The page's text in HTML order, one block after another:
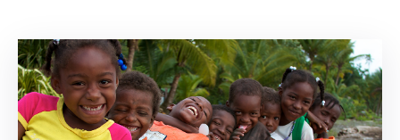
Contáctanos